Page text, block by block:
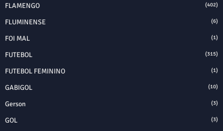
FLAMENGO (402)
FLUMINENSE (6)
FOI MAL (1)
FUTEBOL (315)
FUTEBOL FEMININO (1)
GABIGOL (10)
Gerson (3)
GOL (3)